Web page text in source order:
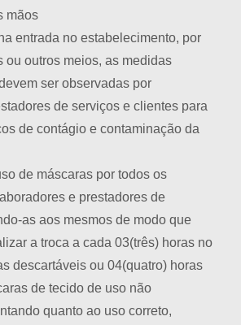
mãos
entrada no estabelecimento, por
ou outros meios, as medidas
ser observadas por
de serviços e clientes para
de contágio e contaminação da
de máscaras por todos os
e prestadores de
as aos mesmos de modo que
a troca a cada 03(três) horas no
descartáveis ou 04(quatro) horas
de tecido de uso não
quanto ao uso correto,